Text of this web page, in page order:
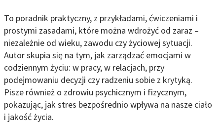
To poradnik praktyczny, z przykładami, ćwiczeniami i
prostymi zasadami, które można wdrożyć od zaraz –
niezależnie od wieku, zawodu czy życiowej sytuacji.
Autor skupia się na tym, jak zarządzać emocjami w
codziennym życiu: w pracy, w relacjach, przy
podejmowaniu decyzji czy radzeniu sobie z krytyką.
Pisze również o zdrowiu psychicznym i fizycznym,
pokazując, jak stres bezpośrednio wpływa na nasze ciało
i jakość życia.